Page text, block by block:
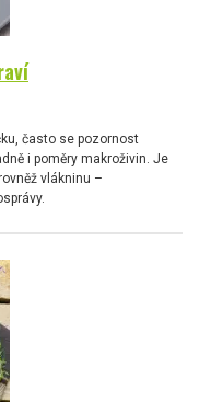
často se pozornost
i poměry makroživin. Je
vlákninu –